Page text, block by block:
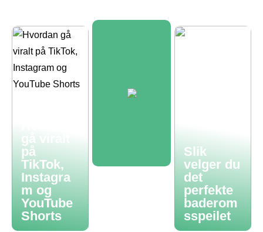
gå viralt
på
TikTok,
Instagra
m og
YouTube
Shorts
Slik
velger du
det
perfekte
baderom
sspeilet